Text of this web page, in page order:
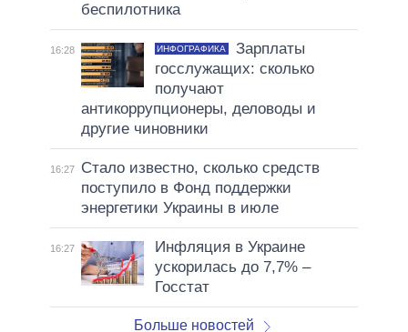
беспилотника
16:28 ИНФОГРАФИКА
Зарплаты
госслужащих: сколько
получают
антикоррупционеры, деловоды и
другие чиновники
16:27
Стало известно, сколько средств
поступило в Фонд поддержки
энергетики Украины в июле
16:27
Инфляция в Украине
ускорилась до 7,7% –
Госстат
Больше новостей